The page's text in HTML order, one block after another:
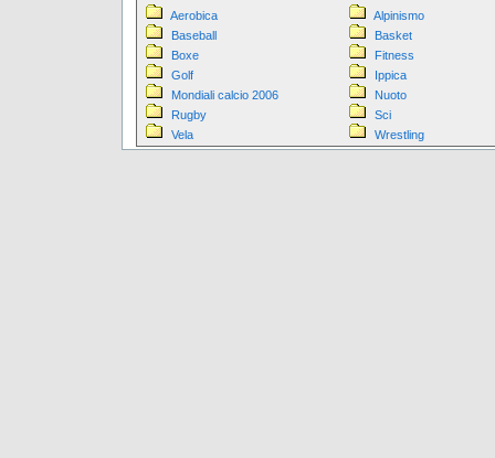
Aerobica
Alpinismo
Baseball
Basket
Boxe
Fitness
Golf
Ippica
Mondiali calcio 2006
Nuoto
Rugby
Sci
Vela
Wrestling